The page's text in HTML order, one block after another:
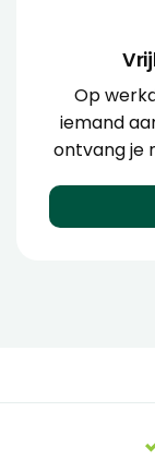
Op
iemand
ontvang je